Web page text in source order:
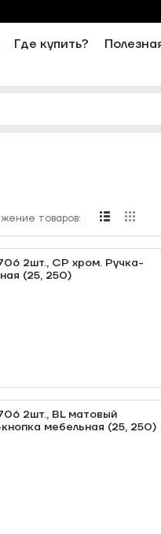
Где купить?
товаров:
2шт., CP хром. Ручка-
(25, 250)
2шт., BL матовый
мебельная (25, 250)